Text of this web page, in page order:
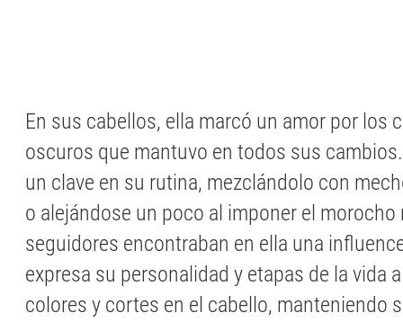
En sus cabellos, ella marcó un amor por los
oscuros que mantuvo en todos sus
un clave en su rutina, mezclándolo con
o alejándose un poco al imponer el morocho
seguidores encontraban en ella una
expresa su personalidad y etapas de la vida
colores y cortes en el cabello, manteniendo